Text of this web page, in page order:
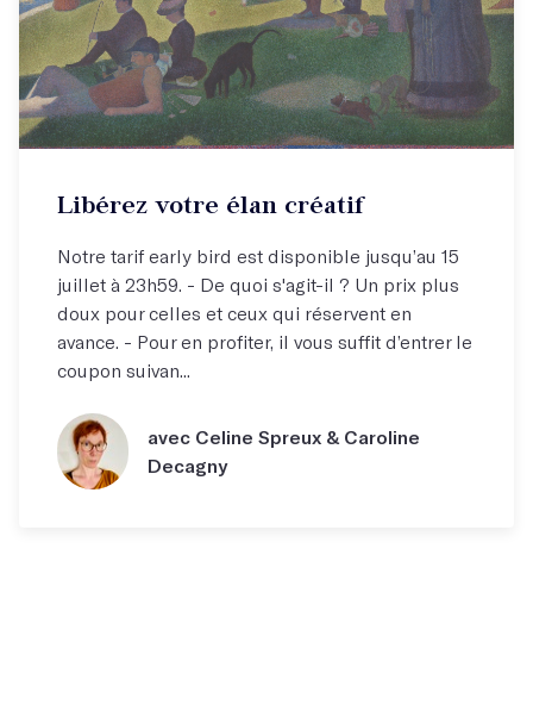
Libérez votre élan créatif
Notre tarif early bird est disponible jusqu’au 15
juillet à 23h59. - De quoi s'agit-il ? Un prix plus
doux pour celles et ceux qui réservent en
avance. - Pour en profiter, il vous suffit d’entrer le
coupon suivan...
avec Celine Spreux & Caroline
Decagny